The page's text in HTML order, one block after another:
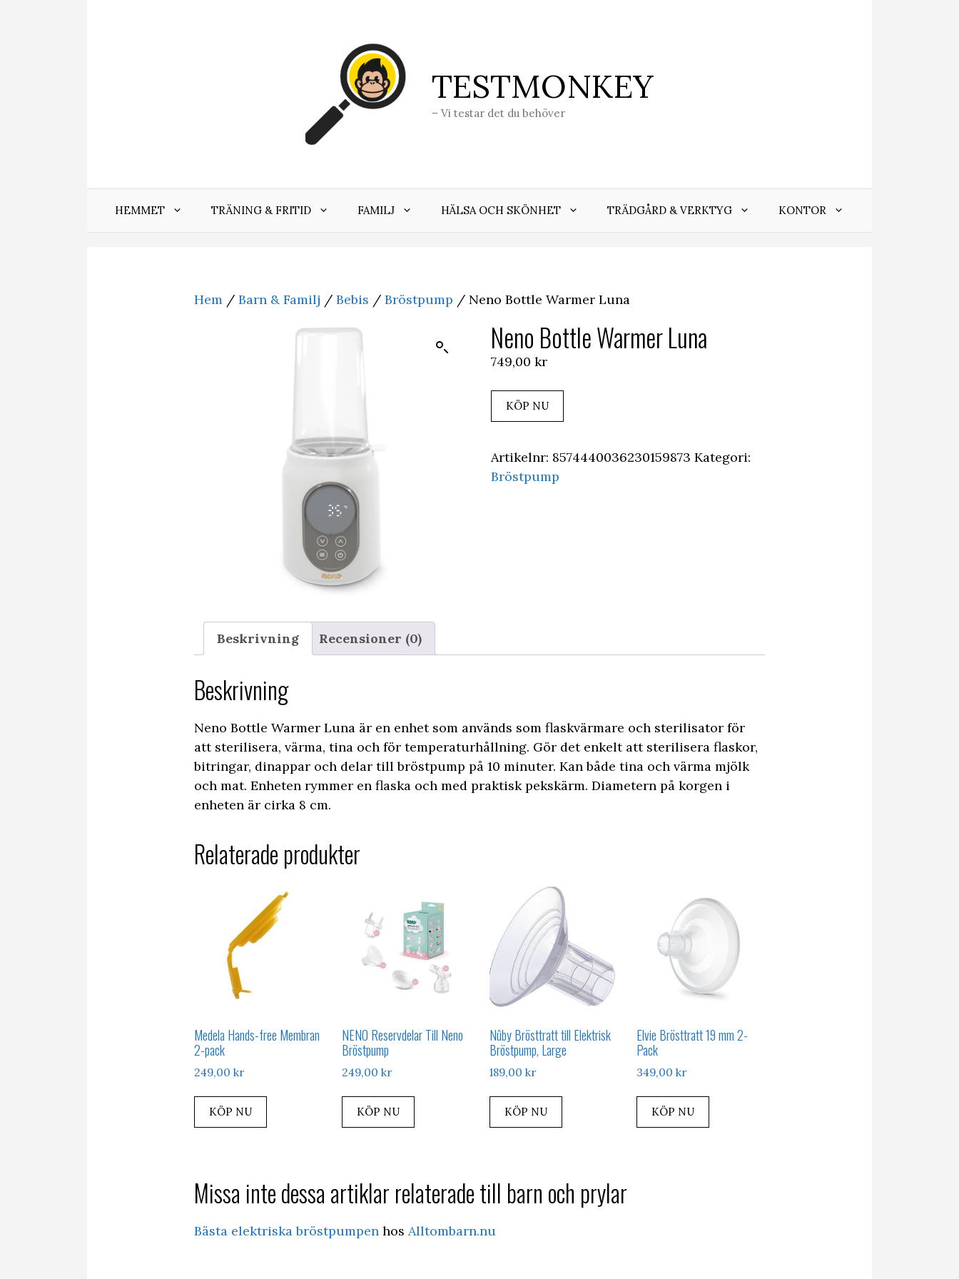
TESTMONKEY
– Vi testar det du behöver
HEMMET TRÄNING & FRITID FAMILJ HÄLSA OCH SKÖNHET TRÄDGÅRD & VERKTYG KONTOR
Hem / Barn & Familj / Bebis / Bröstpump / Neno Bottle Warmer Luna
Neno Bottle Warmer Luna
749,00 kr
KÖP NU
Artikelnr: 8574440036230159873 Kategori:
Bröstpump
Beskrivning Recensioner (0)
Beskrivning
Neno Bottle Warmer Luna är en enhet som används som flaskvärmare och sterilisator för
att sterilisera, värma, tina och för temperaturhållning. Gör det enkelt att sterilisera flaskor,
bitringar, dinappar och delar till bröstpump på 10 minuter. Kan både tina och värma mjölk
och mat. Enheten rymmer en flaska och med praktisk pekskärm. Diametern på korgen i
enheten är cirka 8 cm.
Relaterade produkter
Medela Hands-free Membran
2-pack
249,00 kr
KÖP NU
NENO Reservdelar Till Neno
Bröstpump
249,00 kr
KÖP NU
Nûby Brösttratt till Elektrisk
Bröstpump, Large
189,00 kr
KÖP NU
Elvie Brösttratt 19 mm 2-
Pack
349,00kr
KÖP NU
Missa inte dessa artiklar relaterade till barn och prylar
Bästa elektriska bröstpumpen hos Alltombarn.nu